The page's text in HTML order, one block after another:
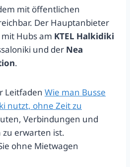
mit öffentlichen
Der Hauptanbieter
mit Hubs am KTEL Halkidiki
und der Nea
.
Leitfaden Wie man Busse
nutzt, ohne Zeit zu
Verbindungen und
zu erwarten ist.
ohne Mietwagen